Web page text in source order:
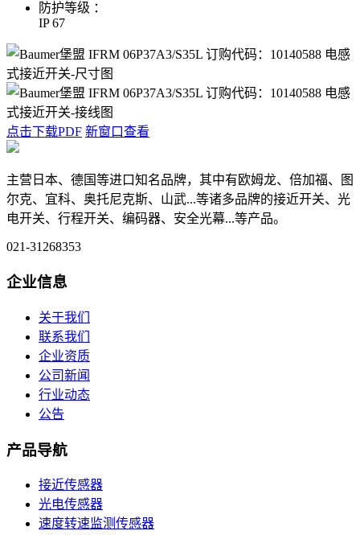
防护等级 ：
IP 67
点击下载PDF 新窗口查看
主营日本、德国等进口知名品牌，其中有欧姆龙、倍加福、图
尔克、宜科、奥托尼克斯、山武...等诸多品牌的接近开关、光
电开关、行程开关、编码器、安全光幕...等产品。
021-31268353
企业信息
关于我们
联系我们
企业资质
公司新闻
行业动态
公告
产品导航
接近传感器
光电传感器
速度转速监测传感器